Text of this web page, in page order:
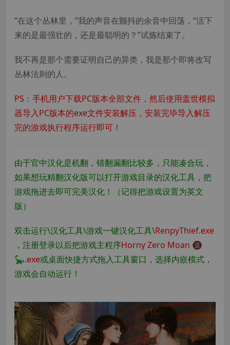
“在这个丛林里，”我的声音在颤抖的余音中回荡，“活下
来的是最强壮的，还是最聪明的？”试炼结束了。
我不再是那个需要证明自己的异类，我是那个即将改写
丛林法则的人。
PS：手机用户下载PC版本全部文件，然后使用盖世模拟
器导入PC版本的exe文件安装解压，安装完毕导入解压
完的游戏执行程序运行即可！
由于官中汉化是机翻，错翻漏翻比较多，只能凑合玩，
如果想玩精翻汉化版可以打开游戏目录的汉化工具，把
游戏拖进去即可完美汉化！（记得把游戏设置为英文
版）
双击运行\汉化工具\游戏一键汉化工具\RenpyThief.exe
，注册登录以后把游戏主程序Horny Zero Moan 🔞
🦕.exe或桌面快捷方式拖入工具窗口，选择内嵌模式，
游戏会自动运行！